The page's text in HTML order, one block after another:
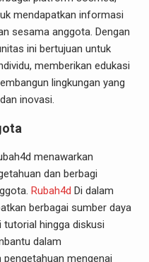
mendapatkan informasi
sesama anggota. Dengan
ini bertujuan untuk
memberikan edukasi
lingkungan yang
inovasi.
menawarkan
dan berbagi
Rubah4d Di dalam
berbagai sumber daya
hingga diskusi
dalam
mengenai